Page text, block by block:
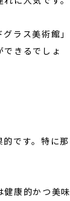
ラス美術館」
きるでしょ
です。特に那
康的かつ美味